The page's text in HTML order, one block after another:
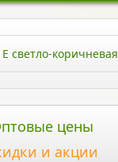
светло-коричневая
цены
и акции